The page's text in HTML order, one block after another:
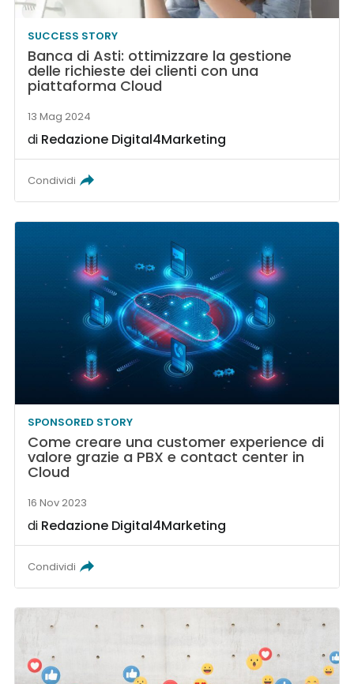
SUCCESS STORY
Banca di Asti: ottimizzare la gestione
delle richieste dei clienti con una
piattaforma Cloud
13 Mag 2024
di Redazione Digital4Marketing
Condividi
SPONSORED STORY
Come creare una customer experience di
valore grazie a PBX e contact center in
Cloud
16 Nov 2023
di Redazione Digital4Marketing
Condividi